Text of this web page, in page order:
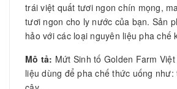
trái việt quất tươi ngon chín mọng,
tươi ngon cho ly nước của bạn. Sản
hảo với các loại nguyên liệu pha chế
Mô tả: Mứt Sinh tố Golden Farm
liệu dùng để pha chế thức uống